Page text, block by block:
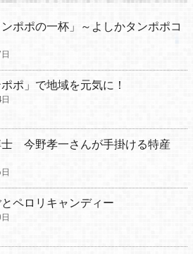
ポポの一杯」～よしかタンポポコ
ポポ」で地域を元気に！
士 今野孝一さんが手掛ける特産
ペロリキャンディー